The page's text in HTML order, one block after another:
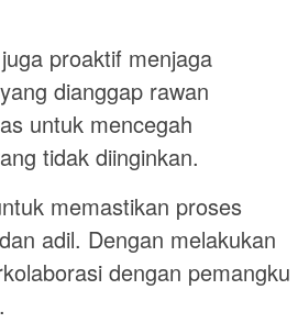
proaktif menjaga
dianggap rawan
untuk mencegah
tidak diinginkan.
memastikan proses
adil. Dengan melakukan
dengan pemangku